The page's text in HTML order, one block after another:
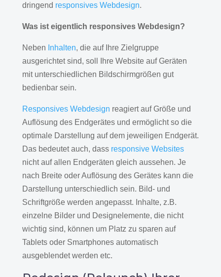
dringend responsives Webdesign.
Was ist eigentlich responsives Webdesign?
Neben Inhalten, die auf Ihre Zielgruppe
ausgerichtet sind, soll Ihre Website auf Geräten
mit unterschiedlichen Bildschirmgrößen gut
bedienbar sein.
Responsives Webdesign reagiert auf Größe und
Auflösung des Endgerätes und ermöglicht so die
optimale Darstellung auf dem jeweiligen Endgerät.
Das bedeutet auch, dass responsive Websites
nicht auf allen Endgeräten gleich aussehen. Je
nach Breite oder Auflösung des Gerätes kann die
Darstellung unterschiedlich sein. Bild- und
Schriftgröße werden angepasst. Inhalte, z.B.
einzelne Bilder und Designelemente, die nicht
wichtig sind, können um Platz zu sparen auf
Tablets oder Smartphones automatisch
ausgeblendet werden etc.